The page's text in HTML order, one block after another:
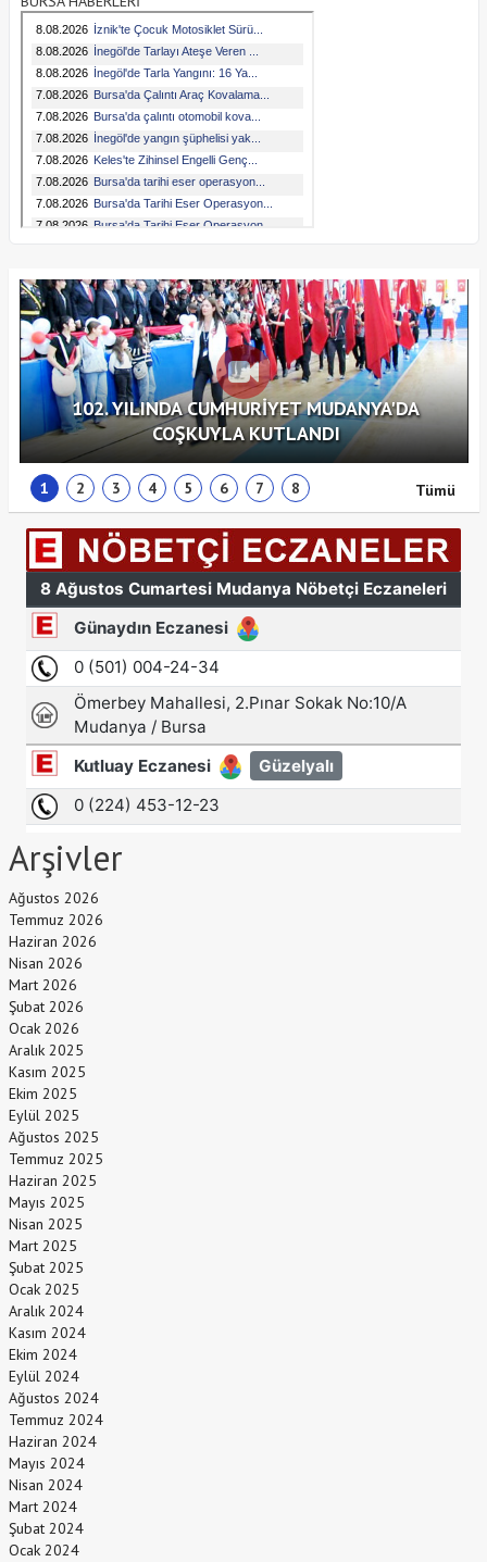
Tümü
102. YILINDA CUMHURİYET MUDANYA'DA
COŞKUYLA KUTLANDI
1 2 3 4 5 6 7 8
Arşivler
Ağustos 2026
Temmuz 2026
Haziran 2026
Nisan 2026
Mart 2026
Şubat 2026
Ocak 2026
Aralık 2025
Kasım 2025
Ekim 2025
Eylül 2025
Ağustos 2025
Temmuz 2025
Haziran 2025
Mayıs 2025
Nisan 2025
Mart 2025
Şubat 2025
Ocak 2025
Aralık 2024
Kasım 2024
Ekim 2024
Eylül 2024
Ağustos 2024
Temmuz 2024
Haziran 2024
Mayıs 2024
Nisan 2024
Mart 2024
Şubat 2024
Ocak 2024